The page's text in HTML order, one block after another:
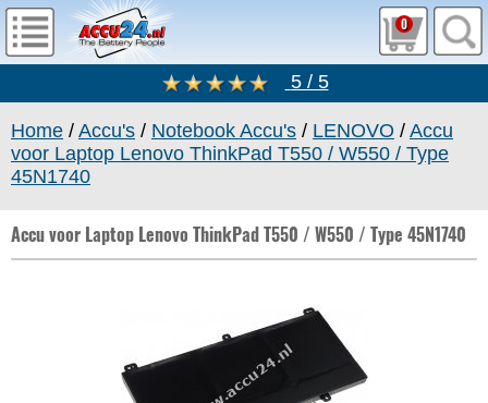
0
5 / 5
Home / Accu's / Notebook Accu's / LENOVO / Accu
voor Laptop Lenovo ThinkPad T550 / W550 / Type
45N1740
Accu voor Laptop Lenovo ThinkPad T550 / W550 / Type 45N1740